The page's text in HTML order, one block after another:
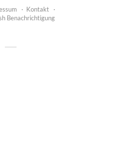
· Kontakt
·
Benachrichtigung